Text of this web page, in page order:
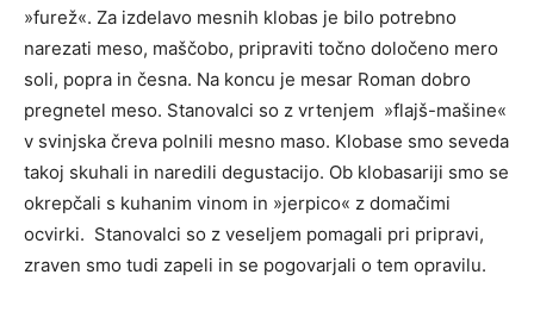
»furež«. Za izdelavo mesnih klobas je bilo potrebno
narezati meso, maščobo, pripraviti točno določeno mero
soli, popra in česna. Na koncu je mesar Roman dobro
pregnetel meso. Stanovalci so z vrtenjem »flajš-mašine«
v svinjska čreva polnili mesno maso. Klobase smo seveda
takoj skuhali in naredili degustacijo. Ob klobasariji smo se
okrepčali s kuhanim vinom in »jerpico« z domačimi
ocvirki. Stanovalci so z veseljem pomagali pri pripravi,
zraven smo tudi zapeli in se pogovarjali o tem opravilu.